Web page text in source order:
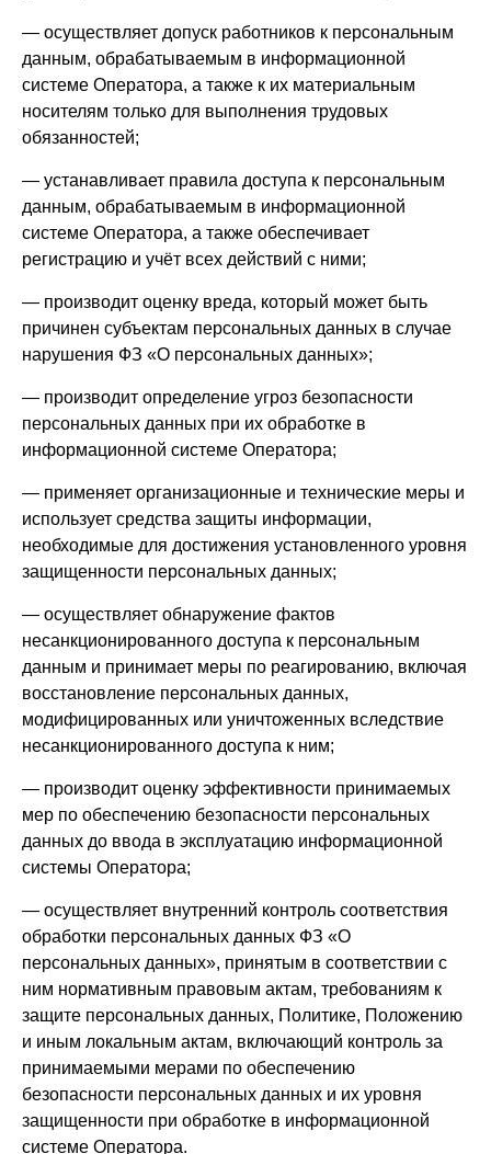
— осуществляет допуск работников к персональным
данным, обрабатываемым в информационной
системе Оператора, а также к их материальным
носителям только для выполнения трудовых
обязанностей;
— устанавливает правила доступа к персональным
данным, обрабатываемым в информационной
системе Оператора, а также обеспечивает
регистрацию и учёт всех действий с ними;
— производит оценку вреда, который может быть
причинен субъектам персональных данных в случае
нарушения ФЗ «О персональных данных»;
— производит определение угроз безопасности
персональных данных при их обработке в
информационной системе Оператора;
— применяет организационные и технические меры и
использует средства защиты информации,
необходимые для достижения установленного уровня
защищенности персональных данных;
— осуществляет обнаружение фактов
несанкционированного доступа к персональным
данным и принимает меры по реагированию, включая
восстановление персональных данных,
модифицированных или уничтоженных вследствие
несанкционированного доступа к ним;
— производит оценку эффективности принимаемых
мер по обеспечению безопасности персональных
данных до ввода в эксплуатацию информационной
системы Оператора;
— осуществляет внутренний контроль соответствия
обработки персональных данных ФЗ «О
персональных данных», принятым в соответствии с
ним нормативным правовым актам, требованиям к
защите персональных данных, Политике, Положению
и иным локальным актам, включающий контроль за
принимаемыми мерами по обеспечению
безопасности персональных данных и их уровня
защищенности при обработке в информационной
системе Оператора.